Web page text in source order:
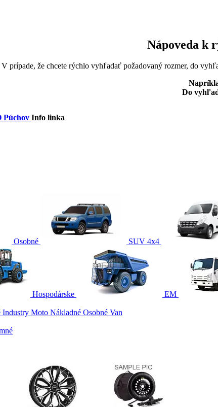
Nápoveda k
V prípade, že chcete rýchlo vyhľadať požadovaný rozmer, do
Do
Púchov Info linka
Osobné SUV 4x4
Hospodárske EM
Industry Moto Nákladné Osobné Van